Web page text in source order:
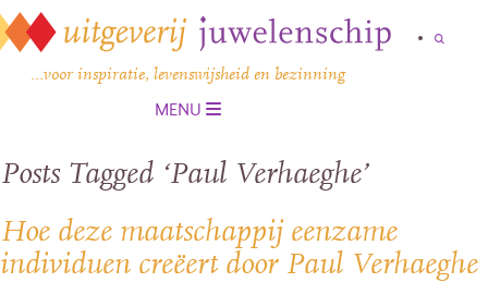
…voor inspiratie, levenswijsheid en bezinning
MENU
Posts Tagged ‘Paul Verhaeghe’
Hoe deze maatschappij eenzame
individuen creëert door Paul Verhaeghe